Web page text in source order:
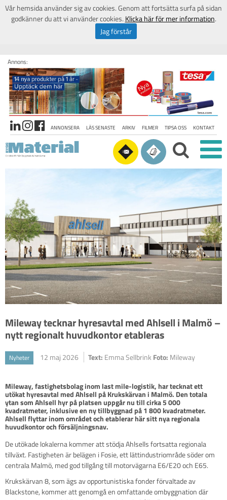
Annons:
ANNONSERA LÄS SENASTE ARKIV FILMER TIPSA OSS KONTAKT
Mileway tecknar hyresavtal med Ahlsell i Malmö –
nytt regionalt huvudkontor etableras
Nyheter 12 maj 2026 Text: Emma Sellbrink Foto: Mileway
Mileway, fastighetsbolag inom last mile-logistik, har tecknat ett
utökat hyresavtal med Ahlsell på Krukskärvan i Malmö. Den totala
ytan som Ahlsell hyr på platsen uppgår nu till cirka 5 000
kvadratmeter, inklusive en ny tillbyggnad på 1 800 kvadratmeter.
Ahlsell flyttar inom området och etablerar här sitt nya regionala
De utökade lokalerna kommer att stödja Ahlsells fortsatta regionala
tillväxt. Fastigheten är belägen i Fosie, ett lättindustriområde söder om
centrala Malmö, med god tillgång till motorvägarna E6/E20 och E65.
Krukskärvan 8, som ägs av opportunistiska fonder förvaltade av
Blackstone, kommer att genomgå en omfattande ombyggnation där
Vår hemsida använder sig av cookies. Genom att fortsätta surfa på sidan
godkänner du att vi använder cookies. Klicka här för mer information.
Jag förstår